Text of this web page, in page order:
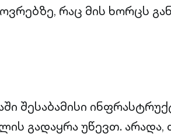
რაც მის ხორცს
შესაბამისი
გადაყრა უწევთ.